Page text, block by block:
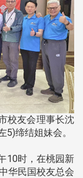
校友会理事长沈
缔结姐妹会。
10时，在桃园新
华民国校友总会